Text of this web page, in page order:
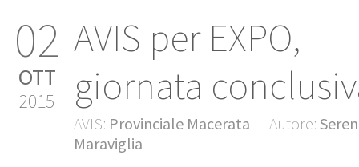
02
OTT
2015
AVIS per EXPO,
giornata
AVIS: Provinciale Macerata Autore:
Maraviglia